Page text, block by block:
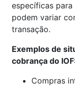
específicas
podem variar
transação.
Exemplos de
cobrança do
Compras